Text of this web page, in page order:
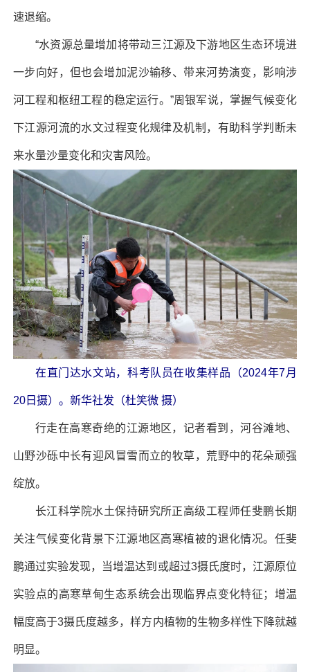
速退缩。
“水资源总量增加将带动三江源及下游地区生态环境进
一步向好，但也会增加泥沙输移、带来河势演变，影响涉
河工程和枢纽工程的稳定运行。”周银军说，掌握气候变化
下江源河流的水文过程变化规律及机制，有助科学判断未
来水量沙量变化和灾害风险。
在直门达水文站，科考队员在收集样品（2024年7月
20日摄）。新华社发（杜笑微 摄）
行走在高寒奇绝的江源地区，记者看到，河谷滩地、
山野沙砾中长有迎风冒雪而立的牧草，荒野中的花朵顽强
绽放。
长江科学院水土保持研究所正高级工程师任斐鹏长期
关注气候变化背景下江源地区高寒植被的退化情况。任斐
鹏通过实验发现，当增温达到或超过3摄氏度时，江源原位
实验点的高寒草甸生态系统会出现临界点变化特征；增温
幅度高于3摄氏度越多，样方内植物的生物多样性下降就越
明显。